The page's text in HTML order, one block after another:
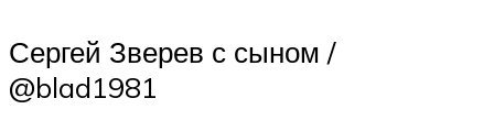
Сергей Зверев с сыном /
@blad1981